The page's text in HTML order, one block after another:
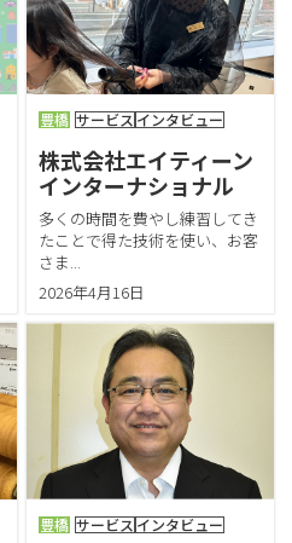
豊橋 サービスインタビュー
株式会社エイティーン
インターナショナル
多くの時間を費やし練習してき
たことで得た技術を使い、お客
さま...
2026年4月16日
豊橋 サービスインタビュー